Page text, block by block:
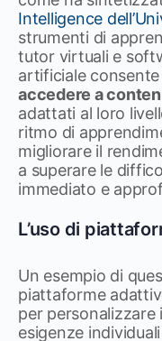
Intelligence
strumenti di
tutor virtuali e
artificiale
accedere a
adattati al loro
ritmo di
migliorare il
a superare le
immediato e
L’uso di
Un esempio di
piattaforme
per personalizzare
esigenze